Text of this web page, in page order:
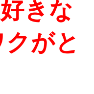
きな
がと